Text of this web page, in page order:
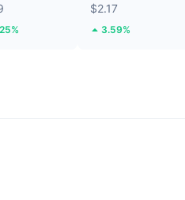
$2.17
3.59%